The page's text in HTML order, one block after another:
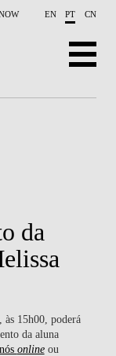
EN PT CN
da
15h00, poderá
da aluna
onlineou